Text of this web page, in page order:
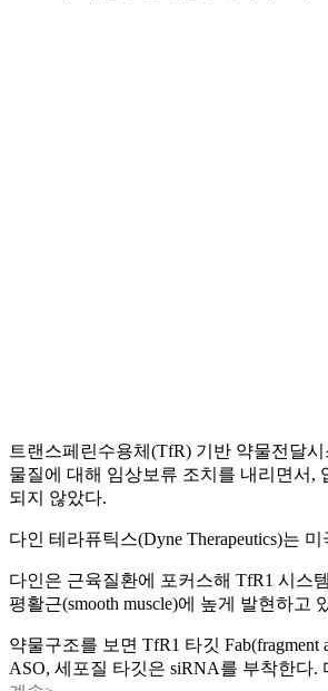
트랜스페린수용체(TfR) 기반 약물전달
물질에 대해 임상보류 조치를 내리면서,
되지 않았다.
다인 테라퓨틱스(Dyne Therapeutics)는
다인은 근육질환에 포커스해 TfR1 시스
평활근(smooth muscle)에 높게 발현하고
약물구조를 보면 TfR1 타깃
ASO, 세포질 타깃은 siRNA를 부착한